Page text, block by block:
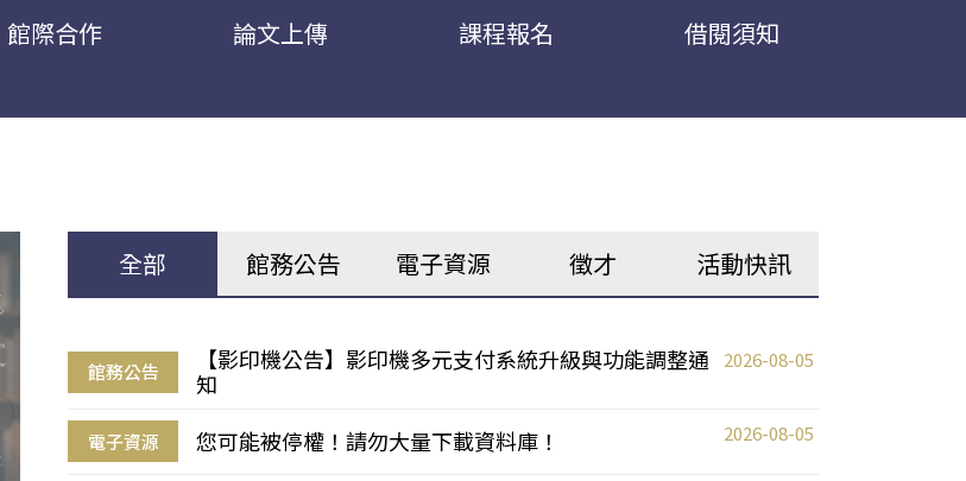
館際合作 論文上傳 課程報名 借閱須知
全部 館務公告 電子資源 徵才 活動快訊
館務公告
【影印機公告】影印機多元支付系統升級與功能調整通
知
2026-08-05
電子資源 您可能被停權！請勿大量下載資料庫！ 2026-08-05